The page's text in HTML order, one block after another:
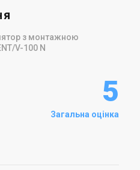
з монтажною
V-100 N
5
Загальна оцінка